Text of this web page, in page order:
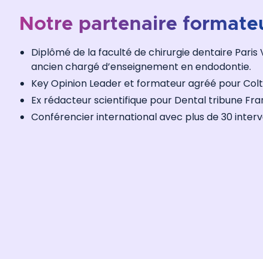
Notre partenaire
Diplômé de la faculté de chirurgie dentaire Paris
ancien chargé d’enseignement en endodontie.
Key Opinion Leader et formateur agréé pour
Ex rédacteur scientifique pour Dental tribune
Conférencier international avec plus de 30